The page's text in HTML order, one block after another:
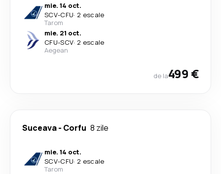
mie. 14 oct.
SCV-CFU· 2 escale
Tarom
mie. 21 oct.
CFU-SCV· 2 escale
Aegean
de la499 €
Suceava- Corfu 8 zile
mie. 14 oct.
SCV-CFU· 2 escale
Tarom